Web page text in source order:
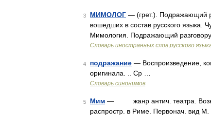
3 МИМОЛОГ — (грет.). Подражающий
вошедших в состав русского
Мимология. Подражающий
Словарь иностранных слов русского
4 подражание — Воспроизведение,
оригинала. .. Ср …
Словарь синонимов
5 Мим — жанр антич. театра.
распростр. в Риме. Первонач. вид